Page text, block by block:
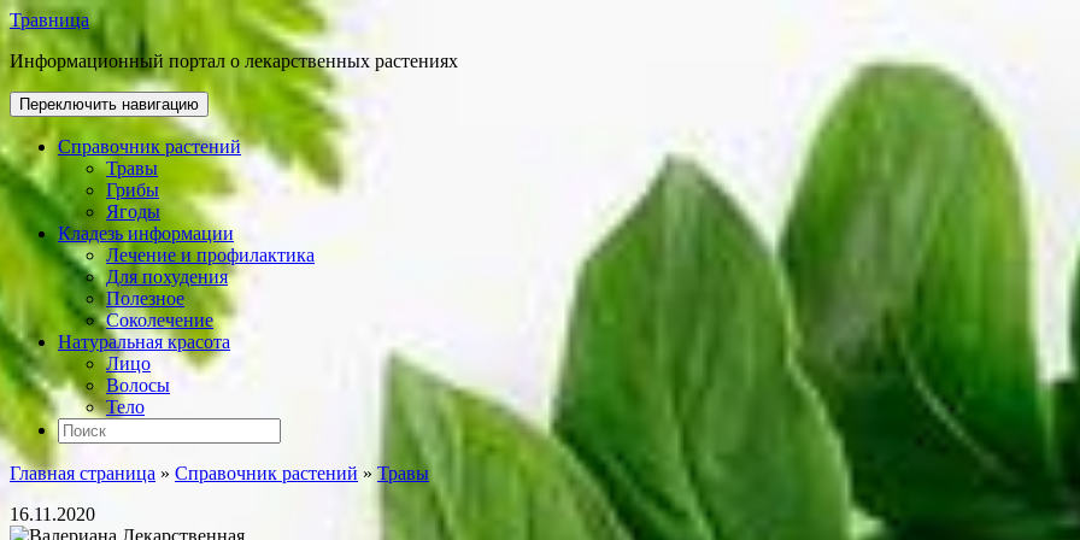
Травница
Информационный портал о лекарственных растениях
Переключить навигацию
Справочник растений
Травы
Грибы
Ягоды
Кладезь информации
Лечение и профилактика
Для похудения
Полезное
Соколечение
Натуральная красота
Лицо
Волосы
Тело
Главная страница » Справочник растений » Травы
16.11.2020